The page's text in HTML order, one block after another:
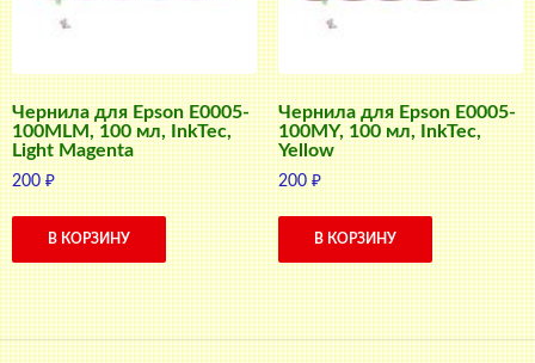
Чернила для Epson E0005-
100MLM, 100 мл, InkTec,
Light Magenta
200₽
В КОРЗИНУ
Чернила для Epson E0005-
100MY, 100 мл, InkTec,
Yellow
200₽
В КОРЗИНУ